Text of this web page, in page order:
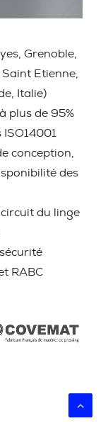
Grenoble,
Etienne,
Italie)
plus de 95%
conception,
des
du linge
RABC